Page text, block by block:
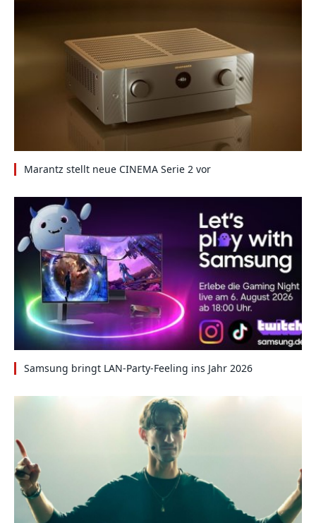
Marantz stellt neue CINEMA Serie 2 vor
Samsung bringt LAN-Party-Feeling ins Jahr 2026